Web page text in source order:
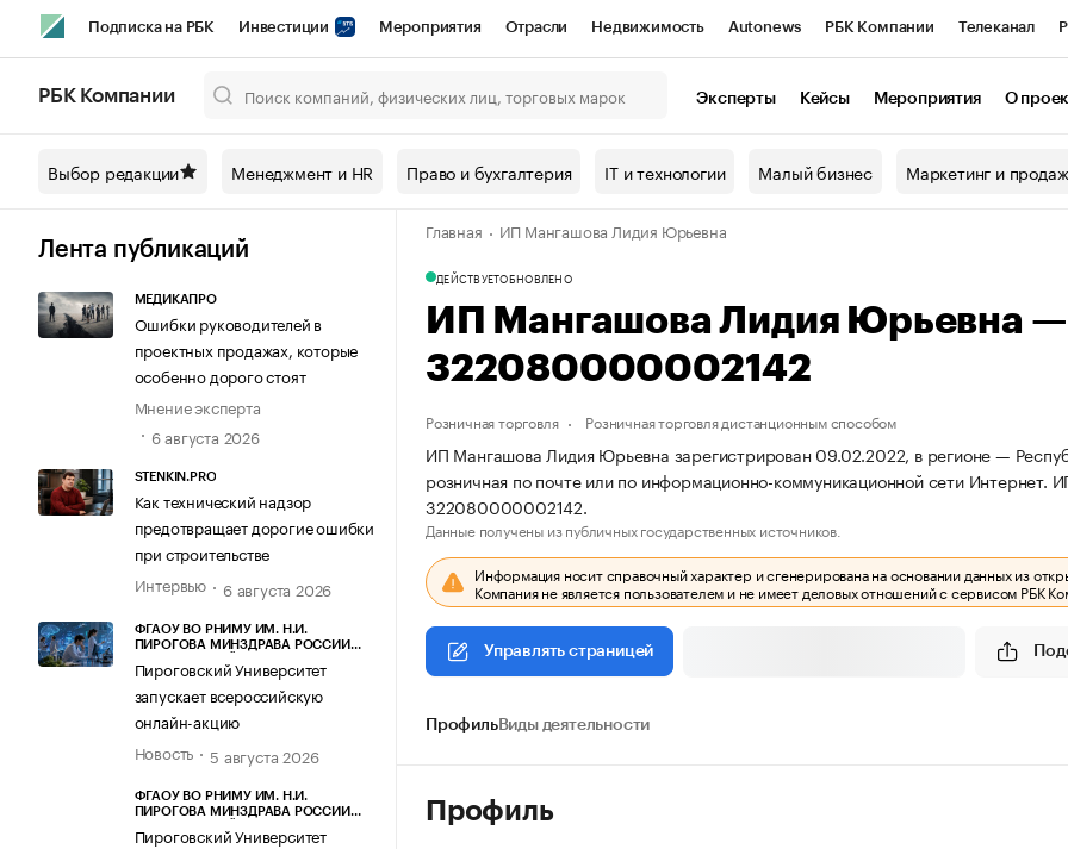
Подписка на РБК Инвестиции Мероприятия Отрасли Недвижимость Autonews РБК Компании Телеканал
Спецпроекты СПб Конференции СПб Спецпроекты Проверка контрагентов
Технологии и медиа Рынок наличной валюты
РБК Компании Эксперты Кейсы Мероприятия О
Выбор редакции Менеджмент и HR Право и бухгалтерия IT и технологии Малый бизнес Маркетинг и
Лента публикаций
МЕДИКАПРО
Ошибки руководителей в
проектных продажах, которые
особенно дорого стоят
Мнение эксперта
6 августа 2026
STENKIN.PRO
Как технический надзор
предотвращает дорогие ошибки
при строительстве
Интервью
6 августа 2026
ФГАОУ ВО РНИМУ ИМ. Н.И.
ПИРОГОВА МИНЗДРАВА РОССИИ
Пироговский Университет
запускает всероссийскую
онлайн-акцию
Новость
5 августа 2026
ФГАОУ ВО РНИМУ ИМ. Н.И.
ПИРОГОВА МИНЗДРАВА РОССИИ
Пироговский Университет
Главная ИП Мангашова Лидия Юрьевна
ДЕЙСТВУЕТОБНОВЛЕНО
ИП Мангашова Лидия Юрьевна
322080000002142
Розничная торговля Розничная торговля дистанционным способом
ИП Мангашова Лидия Юрьевна зарегистрирован 09.02.2022, в регионе —
розничная по почте или по информационно-коммуникационной сети
322080000002142.
Данные получены из публичных государственных источников.
Информация носит справочный характер и сгенерирована на основании данных из
Компания не является пользователем и не имеет деловых отношений с сервисом РБК
Управлять страницей
ПрофильВиды деятельности
Профиль